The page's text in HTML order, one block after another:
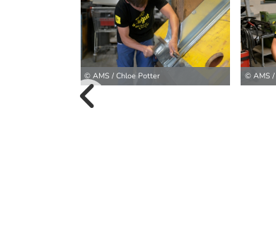
© AMS / Chloe Potter © AMS /
vorherige